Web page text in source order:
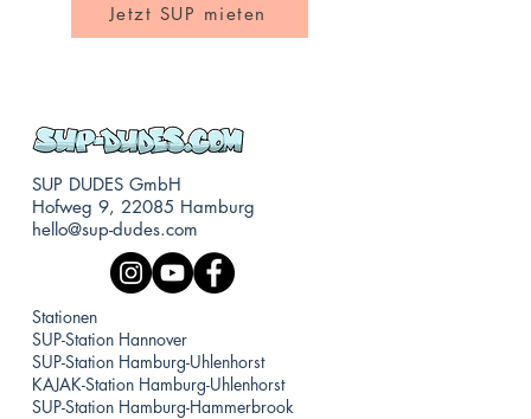
Jetzt SUP mieten
SUP DUDES GmbH
Hofweg 9, 22085 Hamburg
hello@sup-dudes.com
Stationen
SUP-Station Hannover
SUP-Station Hamburg-Uhlenhorst
KAJAK-Station Hamburg-Uhlenhorst
SUP-Station Hamburg-Hammerbrook